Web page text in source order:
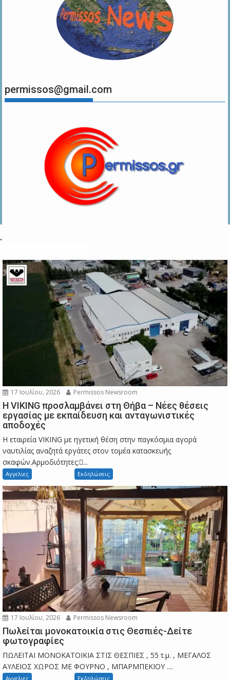
permissos@gmail.com
.
17 Ιουλίου, 2026 Permissos Newsroom
Η VIKING προσλαμβάνει στη Θήβα – Νέες θέσεις
εργασίας με εκπαίδευση και ανταγωνιστικές
αποδοχές
Η εταιρεία VIKING με ηγετική θέση στην παγκόσμια αγορά
ναυτιλίας αναζητά εργάτες στον τομέα κατασκευής
σκαφών.Αρμοδιότητες:...
Αγγελιες Εκδηλώσεις
17 Ιουλίου, 2026 Permissos Newsroom
Πωλείται μονοκατοικία στις Θεσπιές-Δείτε
φωτογραφίες
ΠΩΛΕΙΤΑΙ ΜΟΝΟΚΑΤΟΙΚΙΑ ΣΤΙΣ ΘΕΣΠΙΕΣ , 55 τ.μ. , ΜΕΓΑΛΟΣ
ΑΥΛΕΙΟΣ ΧΩΡΟΣ ΜΕ ΦΟΥΡΝΟ , ΜΠΑΡΜΠΕΚΙΟΥ ....
Αγγελιες Εκδηλώσεις